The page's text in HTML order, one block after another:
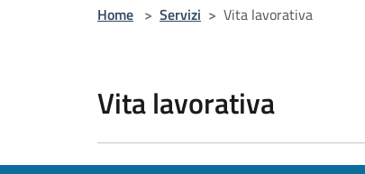
Home > Servizi > Vita lavorativa
Vita lavorativa